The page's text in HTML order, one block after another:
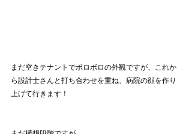
まだ空きテナントでボロボロの外観ですが、これか
ら設計士さんと打ち合わせを重ね、病院の顔を作り
上げて行きます！